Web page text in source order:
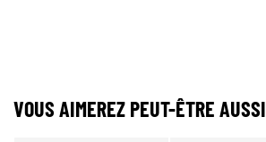
VOUS AIMEREZ PEUT-ÊTRE AUSSI